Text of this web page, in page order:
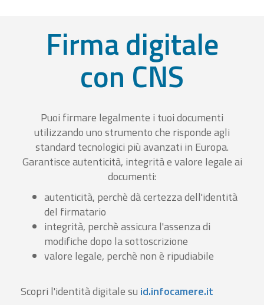
Firma digitale
con CNS
Puoi firmare legalmente i tuoi documenti
utilizzando uno strumento che risponde agli
standard tecnologici più avanzati in Europa.
Garantisce autenticità, integrità e valore legale ai
documenti:
autenticità, perchè dà certezza dell'identità
del firmatario
integrità, perchè assicura l'assenza di
modifiche dopo la sottoscrizione
valore legale, perchè non è ripudiabile
Scopri l'identità digitale su id.infocamere.it